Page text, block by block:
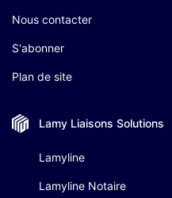
Nous contacter
S'abonner
Plan de site
Lamy Liaisons Solutions
Lamyline
Lamyline Notaire